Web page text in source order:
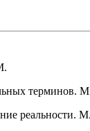
терминов.
реальности. М.